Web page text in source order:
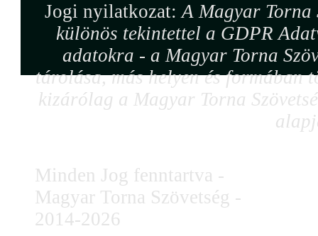
Jogi nyilatkozat:A Magyar Torna
különös tekintettel a GDPR
adatokra - a Magyar Torna
tárolása, más helyen és formában
kizárólag a Magyar Torna
Minden Jog fenntartva -
Magyar Torna Szövetség -
2014-2026